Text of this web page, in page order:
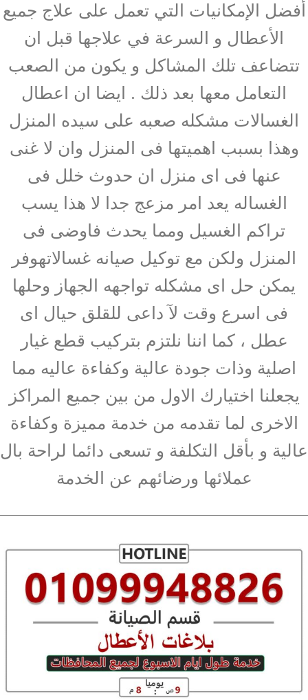
أفضل الإمكانيات التي تعمل على علاج جميع
الأعطال و السرعة في علاجها قبل ان
تتضاعف تلك المشاكل و يكون من الصعب
التعامل معها بعد ذلك . ايضا ان اعطال
الغسالات مشكله صعبه على سيده المنزل
وهذا بسبب اهميتها فى المنزل وان لا غنى
عنها فى اى منزل ان حدوث خلل فى
الغساله يعد امر مزعج جدا لا هذا يسب
تراكم الغسيل ومما يحدث فاوضى فى
المنزل ولكن مع توكيل صيانه غسالاتهوفر
يمكن حل اى مشكله تواجهه الجهاز وحلها
فى اسرع وقت لآ داعى للقلق حيال اى
عطل ، كما اننا نلتزم بتركيب قطع غيار
اصلية وذات جودة عالية وكفاءة عاليه مما
يجعلنا اختيارك الاول من بين جميع المراكز
الاخرى لما تقدمه من خدمة مميزة وكفاءة
عالية و بأقل التكلفة و تسعى دائما لراحة بال
عملائها ورضائهم عن الخدمة